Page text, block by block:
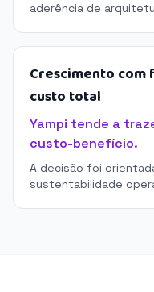
aderência de
Crescimento
custo total
Yampi tende a
custo-benefício.
A decisão foi
sustentabilidade